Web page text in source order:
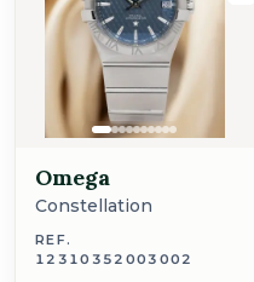
Omega
Constellation
REF.
12310352003002